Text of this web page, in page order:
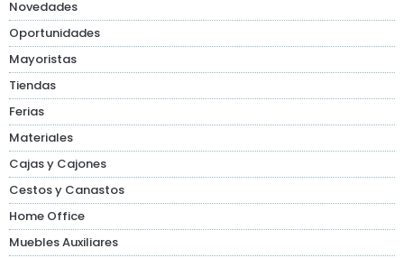
Novedades
Oportunidades
Mayoristas
Tiendas
Ferias
Materiales
Cajas y Cajones
Cestos y Canastos
Home Office
Muebles Auxiliares